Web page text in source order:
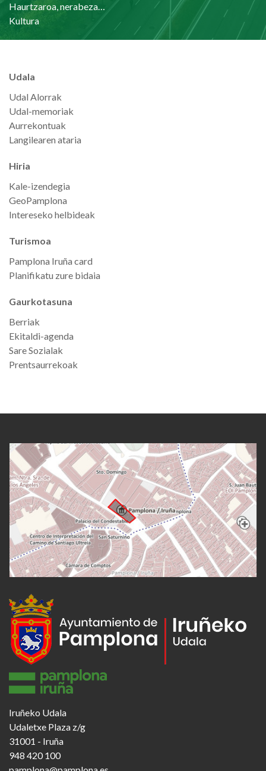
Haurtzaroa, nerabezaroa eta familia
Kultura
Udala
Udal Alorrak
Udal-memoriak
Aurrekontuak
Langilearen ataria
Hiria
Kale-izendegia
GeoPamplona
Intereseko helbideak
Turismoa
Pamplona Iruña card
Planifikatu zure bidaia
Gaurkotasuna
Berriak
Ekitaldi-agenda
Sare Sozialak
Prentsaurrekoak
Iruñeko Udala
Udaletxe Plaza z/g
31001 - Iruña
948 420 100